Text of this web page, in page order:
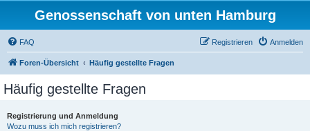
Genossenschaft von unten Hamburg
FAQ Anmelden
Registrieren
Foren-Übersicht Häufig gestellte Fragen
Häufig gestellte Fragen
Registrierung und Anmeldung
Wozu muss ich mich registrieren?